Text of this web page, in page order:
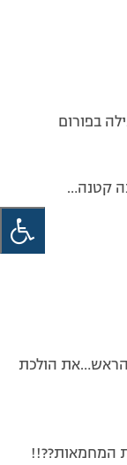
בפורום
קטנה…
הולכת
המחמאות??!!